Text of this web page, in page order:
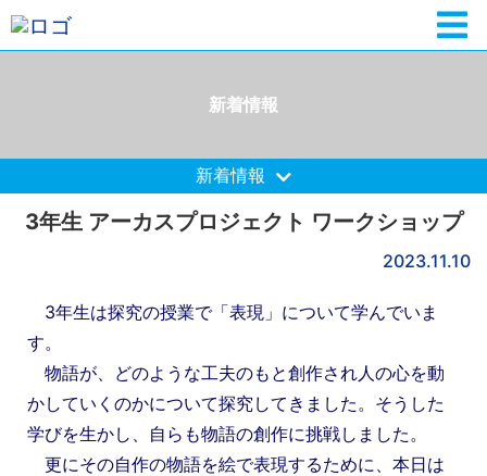
新着情報
新着情報
3年生 アーカスプロジェクト ワークショップ
2023.11.10
3年生は探究の授業で「表現」について学んでいま
す。
物語が、どのような工夫のもと創作され人の心を動
かしていくのかについて探究してきました。そうした
学びを生かし、自らも物語の創作に挑戦しました。
更にその自作の物語を絵で表現するために、本日は